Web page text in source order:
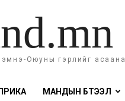
Оюуны гэрлийг асаана
МАНДЫН БҮТЭЭЛ